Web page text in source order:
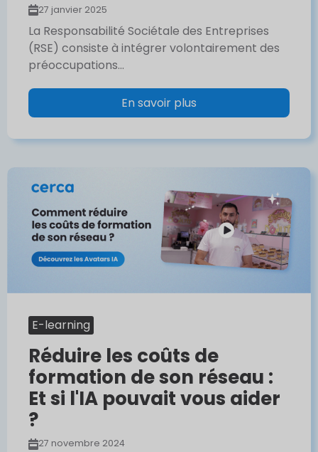
27 janvier 2025
La Responsabilité Sociétale des Entreprises
(RSE) consiste à intégrer volontairement des
préoccupations...
En savoir plus
E-learning
Réduire les coûts de
formation de son réseau :
Et si l'IA pouvait vous aider
?
27 novembre 2024